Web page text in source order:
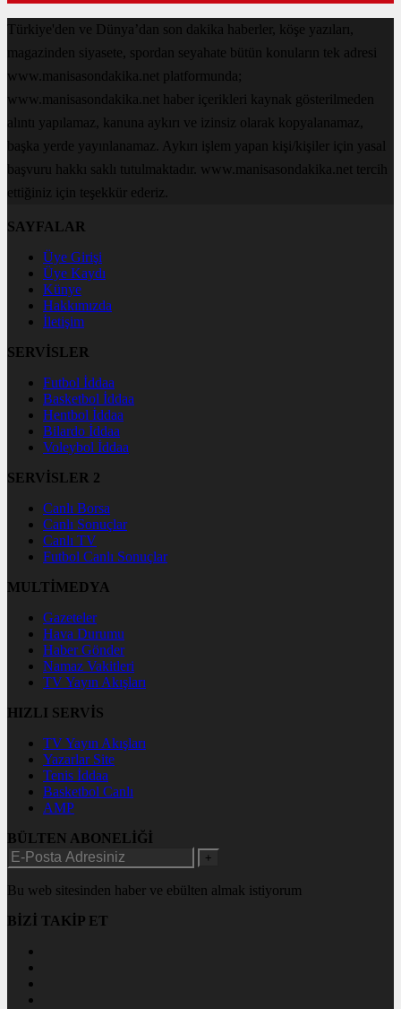
Türkiye'den ve Dünya’dan son dakika haberler, köşe yazıları,
magazinden siyasete, spordan seyahate bütün konuların tek adresi
www.manisasondakika.net platformunda;
www.manisasondakika.net haber içerikleri kaynak gösterilmeden
alıntı yapılamaz, kanuna aykırı ve izinsiz olarak kopyalanamaz,
başka yerde yayınlanamaz. Aykırı işlem yapan kişi/kişiler için yasal
başvuru hakkı saklı tutulmaktadır. www.manisasondakika.net tercih
ettiğiniz için teşekkür ederiz.
SAYFALAR
Üye Girişi
Üye Kaydı
Künye
Hakkımızda
İletişim
SERVİSLER
Futbol İddaa
Basketbol İddaa
Hentbol İddaa
Bilardo İddaa
Voleybol İddaa
SERVİSLER 2
Canlı Borsa
Canlı Sonuçlar
Canlı TV
Futbol Canlı Sonuçlar
MULTİMEDYA
Gazeteler
Hava Durumu
Haber Gönder
Namaz Vakitleri
TV Yayın Akışları
HIZLI SERVİS
TV Yayın Akışları
Yazarlar Site
Tenis İddaa
Basketbol Canlı
AMP
BÜLTEN ABONELİĞİ
+
Bu web sitesinden haber ve ebülten almak istiyorum
BİZİ TAKİP ET